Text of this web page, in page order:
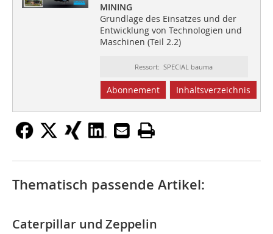
MINING
Grundlage des Einsatzes und der
Entwicklung von Technologien und
Maschinen (Teil 2.2)
Ressort: SPECIAL bauma
Abonnement Inhaltsverzeichnis
Thematisch passende Artikel:
Caterpillar und Zeppelin